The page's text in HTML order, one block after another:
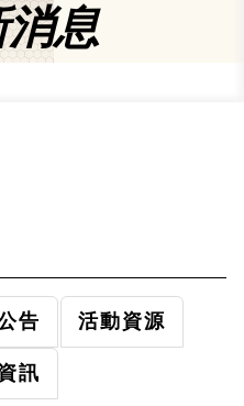
息
告 活動資源
訊